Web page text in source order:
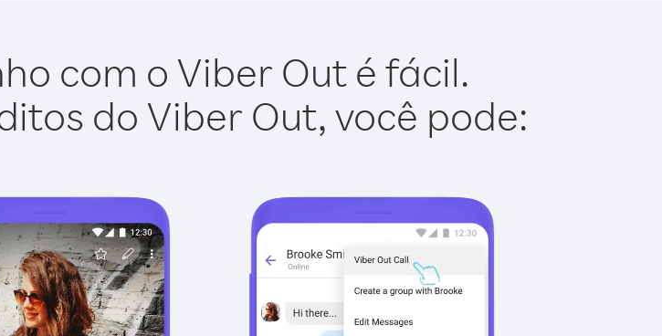
com o Viber Out é fácil.
do Viber Out, você pode: